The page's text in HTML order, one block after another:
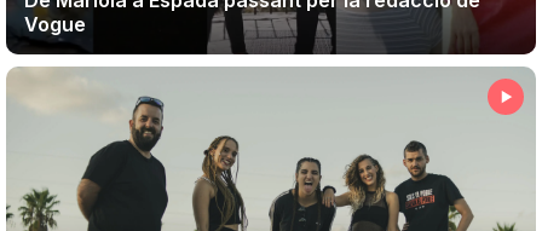
Vogue